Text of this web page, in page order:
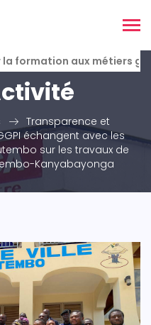
formation aux métiers
Transparence et
échangent avec les
sur les travaux de
Kanyabayonga